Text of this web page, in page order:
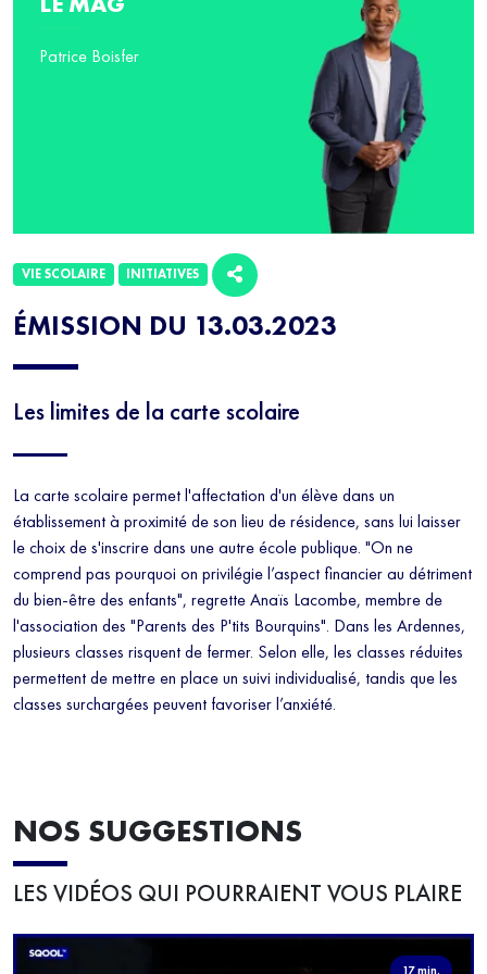
ÉMISSION DU 13.03.2023
Les limites de la carte scolaire
La carte scolaire permet l'affectation d'un élève dans un
établissement à proximité de son lieu de résidence, sans lui laisser
le choix de s'inscrire dans une autre école publique. "On ne
comprend pas pourquoi on privilégie l’aspect financier au détriment
du bien-être des enfants", regrette Anaïs Lacombe, membre de
l'association des "Parents des P'tits Bourquins". Dans les Ardennes,
plusieurs classes risquent de fermer. Selon elle, les classes réduites
permettent de mettre en place un suivi individualisé, tandis que les
classes surchargées peuvent favoriser l’anxiété.
VIE SCOLAIRE INITIATIVES
Patrice Boisfer
NOS SUGGESTIONS
LES VIDÉOS QUI POURRAIENT VOUS PLAIRE
17 min.